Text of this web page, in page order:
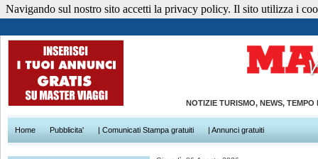
NOTIZIE TURISMO, NEWS,
Home Pubblicita' | Comunicati Stampa gratuiti | Annunci gratuiti
Navigando sul nostro sito accetti la privacy policy. Il sito utilizza i